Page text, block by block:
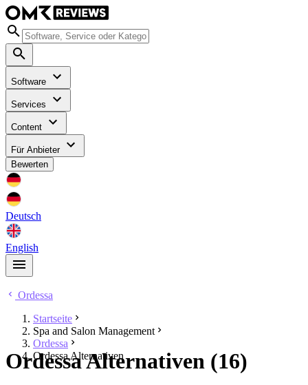
Software
Services
Content
Für Anbieter
Bewerten
Deutsch
English
Ordessa
Startseite
Spa and Salon Management
Ordessa
Ordessa Alternativen
Ordessa Alternativen (16)